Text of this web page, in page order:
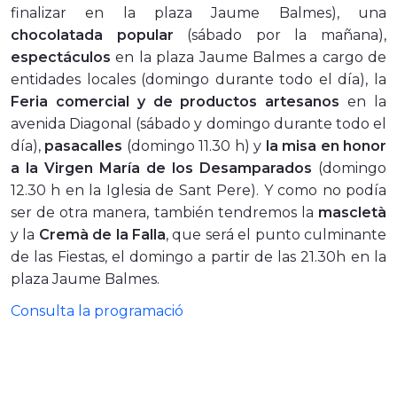
finalizar en la plaza Jaume Balmes), una
chocolatada popular (sábado por la mañana),
espectáculos en la plaza Jaume Balmes a cargo de
entidades locales (domingo durante todo el día), la
Feria comercial y de productos artesanosen la
avenida Diagonal (sábado y domingo durante todo el
día), pasacalles (domingo 11.30 h) y la misa en honor
a la Virgen María de los Desamparados (domingo
12.30 h en la Iglesia de Sant Pere). Y como no podía
ser de otra manera, también tendremos la mascletà
y la Cremà de la Falla, que será el punto culminante
de las Fiestas, el domingo a partir de las 21.30h en la
plaza Jaume Balmes.
Consulta la programació